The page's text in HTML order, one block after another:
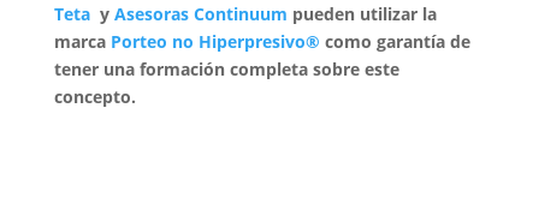
Tetay Asesoras Continuum pueden utilizar la
marca Porteo no Hiperpresivo® como garantía de
tener una formación completa sobre este
concepto.